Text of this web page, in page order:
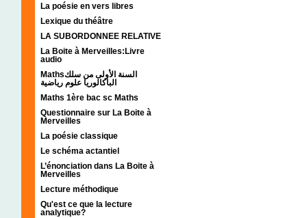
La poésie en vers libres
Lexique du théâtre
LA SUBORDONNEE RELATIVE
La Boite à Merveilles:Livre
audio
Mathsالسنة الأولى من سلك
الباكالوريا علوم رياضية
Maths 1ère bac sc Maths
Questionnaire sur La Boite à
Merveilles
La poésie classique
Le schéma actantiel
L’énonciation dans La Boite à
Merveilles
Lecture méthodique
Qu'est ce que la lecture
analytique?